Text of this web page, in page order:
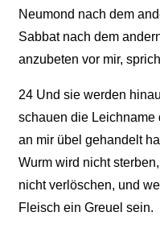
Neumond nach dem
Sabbat nach dem
anzubeten vor mir,
24Und sie werden
schauen die Leichname
an mir übel gehandelt
Wurm wird nicht
nicht verlöschen, und
Fleisch ein Greuel sein.